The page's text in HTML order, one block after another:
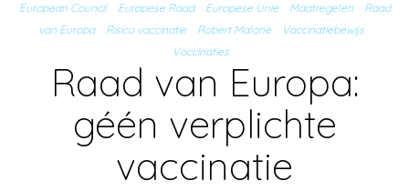
European Council
Europese Raad Europese Unie Maatregelen
Raad
van Europa
Risico vaccinatie Robert Malone
Vaccinatiebewijs
Vaccinaties
Raad van Europa:
géén verplichte
vaccinatie